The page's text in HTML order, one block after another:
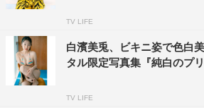
TV LIFE
白濱美兎、ビキニ姿で色白
タル限定写真集『純白のプ
TV LIFE